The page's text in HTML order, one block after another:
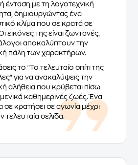
ένταση με τη λογοτεχνική
δημιουργώντας ένα
κλίμα που σε κρατά σε
εικόνες της είναι ζωντανές,
αποκαλύπτουν την
πάλη των χαρακτήρων.
το "Το τελευταίο σπίτι της
για να ανακαλύψεις την
αλήθεια που κρύβεται πίσω
καθημερινές ζωές. Ένα
σε κρατήσει σε αγωνία μέχρι
τελευταία σελίδα.